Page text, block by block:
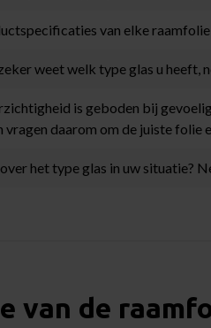
van elke
weet welk type glas u heeft,
is geboden bij
vragen daarom om de juiste folie
het type glas in uw situatie?
van de